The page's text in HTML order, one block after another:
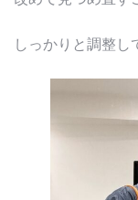
しっかりと調整し